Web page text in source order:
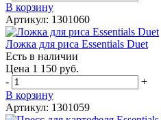
В корзину
Артикул: 1301060
Ложка для риса Essentials Duet
Есть в наличии
Цена 1 150 руб.
-
+
В корзину
Артикул: 1301059